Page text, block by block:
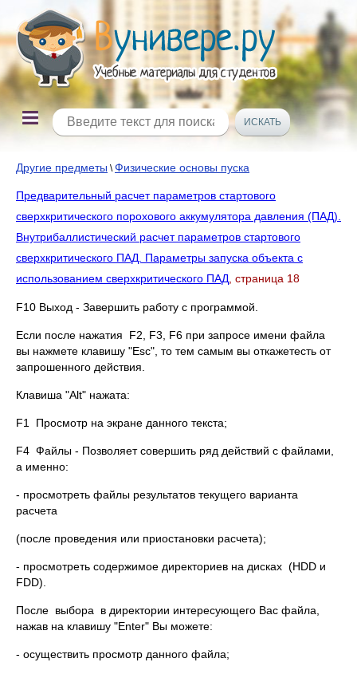
Другие предметы \Физические основы пуска
Предварительный расчет параметров стартового
сверхкритического порохового аккумулятора давления (ПАД).
Внутрибаллистический расчет параметров стартового
сверхкритического ПАД. Параметры запуска объекта с
использованием сверхкритического ПАД , страница 18
F10 Выход - Завершить работу с программой.
Если после нажатия F2, F3, F6 при запросе имени файла
вы нажмете клавишу "Esc", то тем самым вы откажетесть от
запрошенного действия.
Клавиша "Alt" нажата:
F1 Просмотр на экране данного текста;
F4 Файлы - Позволяет совершить ряд действий с файлами,
а именно:
- просмотреть файлы результатов текущего варианта
расчета
(после проведения или приостановки расчета);
- просмотреть содержимое директориев на дисках (HDD и
FDD).
После выбора в директории интересующего Вас файла,
нажав на клавишу "Enter" Вы можете:
- осуществить просмотр данного файла;